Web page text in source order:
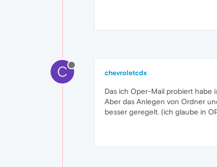
C chevroletcdx
Das ich Oper-Mail probiert habe
Aber das Anlegen von Ordner
besser geregelt. (ich glaube in